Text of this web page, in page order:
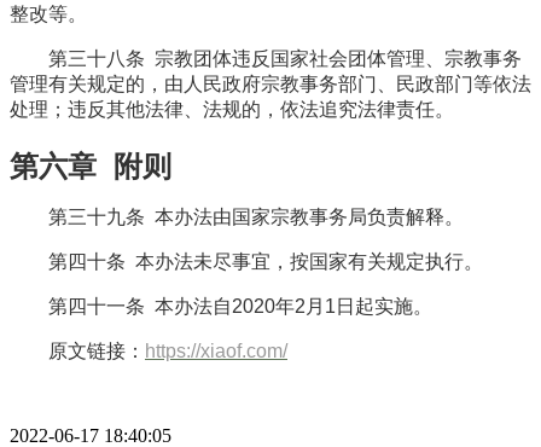
整改等。
第三十八条 宗教团体违反国家社会团体管理、宗教事务
管理有关规定的，由人民政府宗教事务部门、民政部门等依法
处理；违反其他法律、法规的，依法追究法律责任。
第六章 附则
第三十九条 本办法由国家宗教事务局负责解释。
第四十条 本办法未尽事宜，按国家有关规定执行。
第四十一条 本办法自2020年2月1日起实施。
原文链接 ： https://xiaof.com/
2022-06-17 18:40:05